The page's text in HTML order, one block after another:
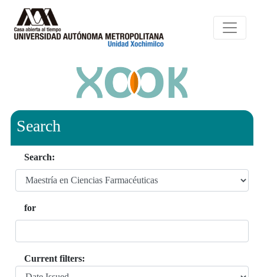
Search
Search:
for
Current filters: